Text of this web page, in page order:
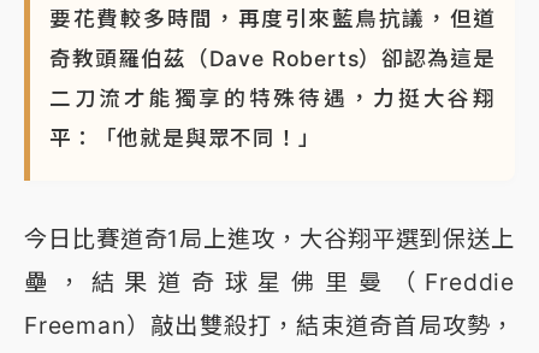
要花費較多時間，再度引來藍鳥抗議，但道
奇教頭羅伯茲（Dave Roberts）卻認為這是
二刀流才能獨享的特殊待遇，力挺大谷翔
平：「他就是與眾不同！」
今日比賽道奇1局上進攻，大谷翔平選到保送上
壘，結果道奇球星佛里曼（Freddie
Freeman）敲出雙殺打，結束道奇首局攻勢，